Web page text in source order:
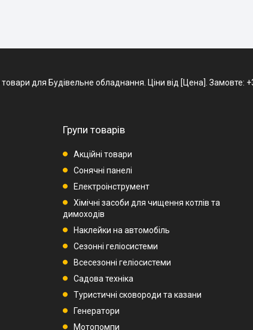
товари для Будівельне обладнання. Ціни від [Цена]. Замовте:
Групи товарів
Акційні товари
Сонячні панелі
Електроінструмент
Хімічні засоби для чищення котлів та
димоходів
Наклейки на автомобіль
Сезонні геліосистеми
Всесезонні геліосистеми
Садова техніка
Туристичні сковороди та казани
Генератори
Мотопомпи